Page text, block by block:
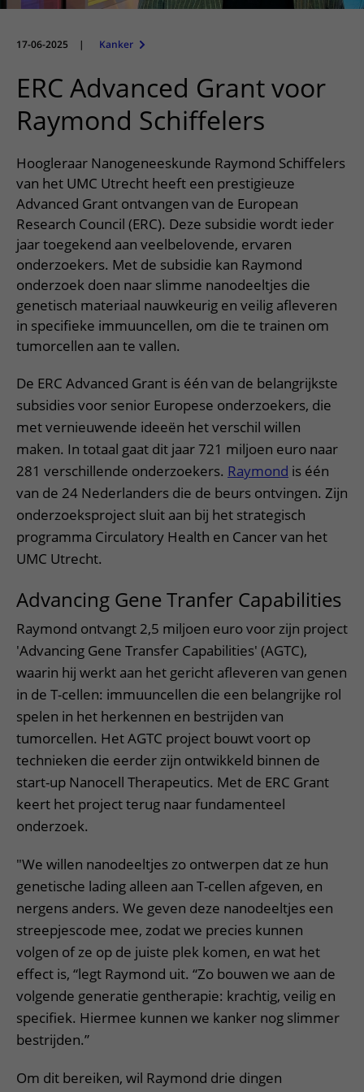
Onderzoeken en diagnostiek
Bloedprikken
Wachttijden
Wijzigen patiëntgegevens
Mijn UMC Utrecht patiëntportaal
Faciliteiten en voorzieningen
Bezoekregels
Parkeren
Wegwijs in het ziekenhuis
Contact met verpleegafdeling
Het Wilhelmina Kinderziekenhuis
Diagnostiek aanvragen
Zorgverlenersportaal
Onderwijs
Werken bij het UMC Utrecht
17-06-2025 | Kanker
ERC Advanced Grant voor
Raymond Schiffelers
Hoogleraar Nanogeneeskunde Raymond Schiffelers
van het UMC Utrecht heeft een prestigieuze
Advanced Grant ontvangen van de European
Research Council (ERC). Deze subsidie wordt ieder
jaar toegekend aan veelbelovende, ervaren
onderzoekers. Met de subsidie kan Raymond
onderzoek doen naar slimme nanodeeltjes die
genetisch materiaal nauwkeurig en veilig afleveren
in specifieke immuuncellen, om die te trainen om
tumorcellen aan te vallen.
De ERC Advanced Grant is één van de belangrijkste
subsidies voor senior Europese onderzoekers, die
met vernieuwende ideeën het verschil willen
maken. In totaal gaat dit jaar 721 miljoen euro naar
281 verschillende onderzoekers. Raymond is één
van de 24 Nederlanders die de beurs ontvingen. Zijn
onderzoeksproject sluit aan bij het strategisch
programma Circulatory Health en Cancer van het
UMC Utrecht.
Advancing Gene Tranfer Capabilities
Raymond ontvangt 2,5 miljoen euro voor zijn project
'Advancing Gene Transfer Capabilities' (AGTC),
waarin hij werkt aan het gericht afleveren van genen
in de T-cellen: immuuncellen die een belangrijke rol
spelen in het herkennen en bestrijden van
tumorcellen. Het AGTC project bouwt voort op
technieken die eerder zijn ontwikkeld binnen de
start-up Nanocell Therapeutics. Met de ERC Grant
keert het project terug naar fundamenteel
onderzoek.
"We willen nanodeeltjes zo ontwerpen dat ze hun
genetische lading alleen aan T-cellen afgeven, en
nergens anders. We geven deze nanodeeltjes een
streepjescode mee, zodat we precies kunnen
volgen of ze op de juiste plek komen, en wat het
effect is, “legt Raymond uit. “Zo bouwen we aan de
volgende generatie gentherapie: krachtig, veilig en
specifiek. Hiermee kunnen we kanker nog slimmer
bestrijden.”
Om dit bereiken, wil Raymond drie dingen